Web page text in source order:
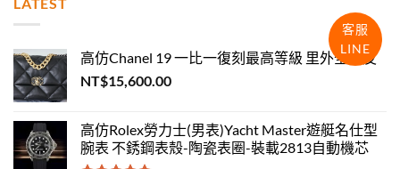
高仿Chanel 19 一比一復刻最高等級 里外全羊皮
NT$15,600.00
高仿Rolex勞力士(男表)Yacht Master遊艇名仕型
腕表 不銹鋼表殼-陶瓷表圈-裝載2813自動機芯
客服
LINE